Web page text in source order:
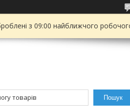
з 09:00 найближчого
Пошук